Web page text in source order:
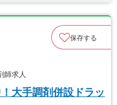
保存する
師求人
大手調剤併設ドラッ